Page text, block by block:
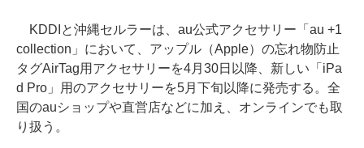
KDDIと沖縄セルラーは、au公式アクセサリー「au +1
collection」において、アップル（Apple）の忘れ物防止
タグAirTag用アクセサリーを4月30日以降、新しい「iPa
d Pro」用のアクセサリーを5月下旬以降に発売する。全
国のauショップや直営店などに加え、オンラインでも取
り扱う。